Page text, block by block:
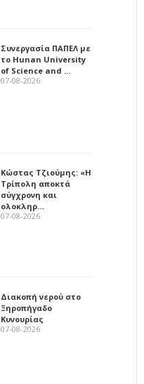
Συνεργασία ΠΑΠΕΛ με
το Hunan University
of Science and …
07-08-2026
Κώστας Τζιούμης: «Η
Τρίπολη αποκτά
σύγχρονη και
ολοκληρ…
07-08-2026
Διακοπή νερού στο
Ξηροπήγαδο
Κυνουρίας
07-08-2026